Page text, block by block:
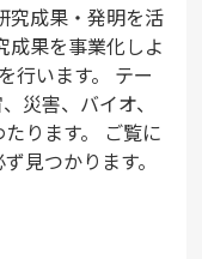
成果・発明を活
成果を事業化しよ
行います。 テー
災害、バイオ、
ります。 ご覧に
見つかります。